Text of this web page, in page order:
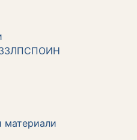
ЗЗЛПСПОИН
материали